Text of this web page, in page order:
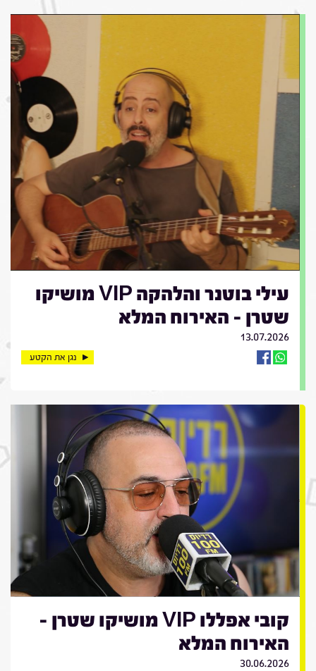
עילי בוטנר והלהקה VIP מושיקו
שטרן - האירוח המלא
13.07.2026
נגן את הקטע
קובי אפללו VIP מושיקו שטרן -
האירוח המלא
30.06.2026